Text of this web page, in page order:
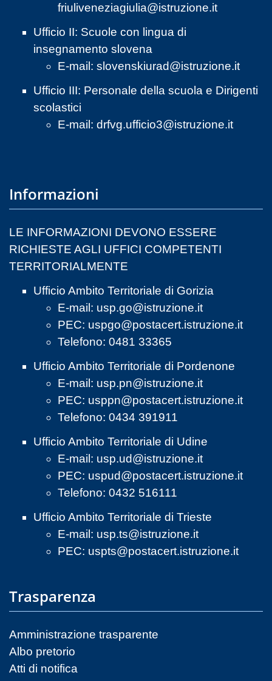
friuliveneziagiulia@istruzione.it
Ufficio II: Scuole con lingua di
insegnamento slovena
E-mail: slovenskiurad@istruzione.it
Ufficio III: Personale della scuola e Dirigenti
scolastici
E-mail: drfvg.ufficio3@istruzione.it
Informazioni
LE INFORMAZIONI DEVONO ESSERE
RICHIESTE AGLI UFFICI COMPETENTI
TERRITORIALMENTE
Ufficio Ambito Territoriale di Gorizia
E-mail: usp.go@istruzione.it
PEC: uspgo@postacert.istruzione.it
Telefono: 0481 33365
Ufficio Ambito Territoriale di Pordenone
E-mail: usp.pn@istruzione.it
PEC: usppn@postacert.istruzione.it
Telefono: 0434 391911
Ufficio Ambito Territoriale di Udine
E-mail: usp.ud@istruzione.it
PEC: uspud@postacert.istruzione.it
Telefono: 0432 516111
Ufficio Ambito Territoriale di Trieste
E-mail: usp.ts@istruzione.it
PEC: uspts@postacert.istruzione.it
Trasparenza
Amministrazione trasparente
Albo pretorio
Atti di notifica